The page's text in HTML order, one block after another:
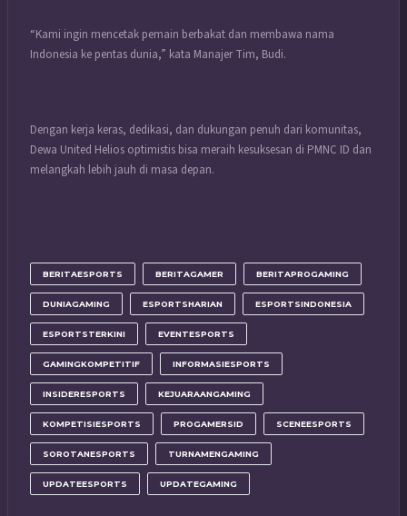
“Kami ingin mencetak pemain berbakat dan membawa nama
Indonesia ke pentas dunia,” kata Manajer Tim, Budi.
Dengan kerja keras, dedikasi, dan dukungan penuh dari komunitas,
Dewa United Helios optimistis bisa meraih kesuksesan di PMNC ID dan
melangkah lebih jauh di masa depan.
BERITAESPORTS BERITAGAMER BERITAPROGAMING
DUNIAGAMING ESPORTSHARIAN ESPORTSINDONESIA
ESPORTSTERKINI EVENTESPORTS
GAMINGKOMPETITIF INFORMASIESPORTS
INSIDERESPORTS KEJUARAANGAMING
KOMPETISIESPORTS PROGAMERSID SCENEESPORTS
SOROTANESPORTS TURNAMENGAMING
UPDATEESPORTS UPDATEGAMING